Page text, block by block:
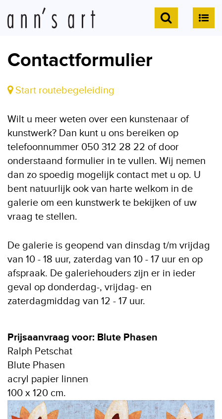
Contactformulier
Start routebegeleiding
Wilt u meer weten over een kunstenaar of
kunstwerk? Dan kunt u ons bereiken op
telefoonnummer 050 312 28 22 of door
onderstaand formulier in te vullen. Wij nemen
dan zo spoedig mogelijk contact met u op. U
bent natuurlijk ook van harte welkom in de
galerie om een kunstwerk te bekijken of uw
vraag te stellen.
De galerie is geopend van dinsdag t/m vrijdag
van 10 - 18 uur, zaterdag van 10 - 17 uur en op
afspraak. De galeriehouders zijn er in ieder
geval op donderdag-, vrijdag- en
zaterdagmiddag van 12 - 17 uur.
Prijsaanvraag voor: Blute Phasen
Ralph Petschat
Blute Phasen
acryl papier linnen
100 x 120 cm.